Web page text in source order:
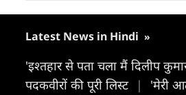
Latest News in Hindi »
'इश्तहार से पता चला मैं दिलीप
पदकवीरों की पूरी लिस्ट | 'मेरी